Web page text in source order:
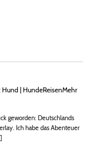
| HundeReisenMehr
geworden: Deutschlands
Ich habe das Abenteuer